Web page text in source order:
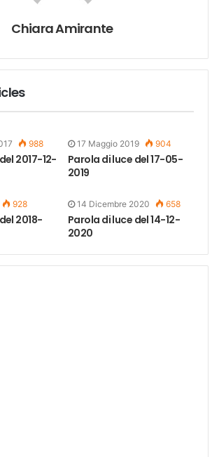
Chiara Amirante
988
2017-12-
17 Maggio 2019 904
Parola di luce del 17-05-
2019
928
2018-
14 Dicembre 2020 658
Parola di luce del 14-12-
2020